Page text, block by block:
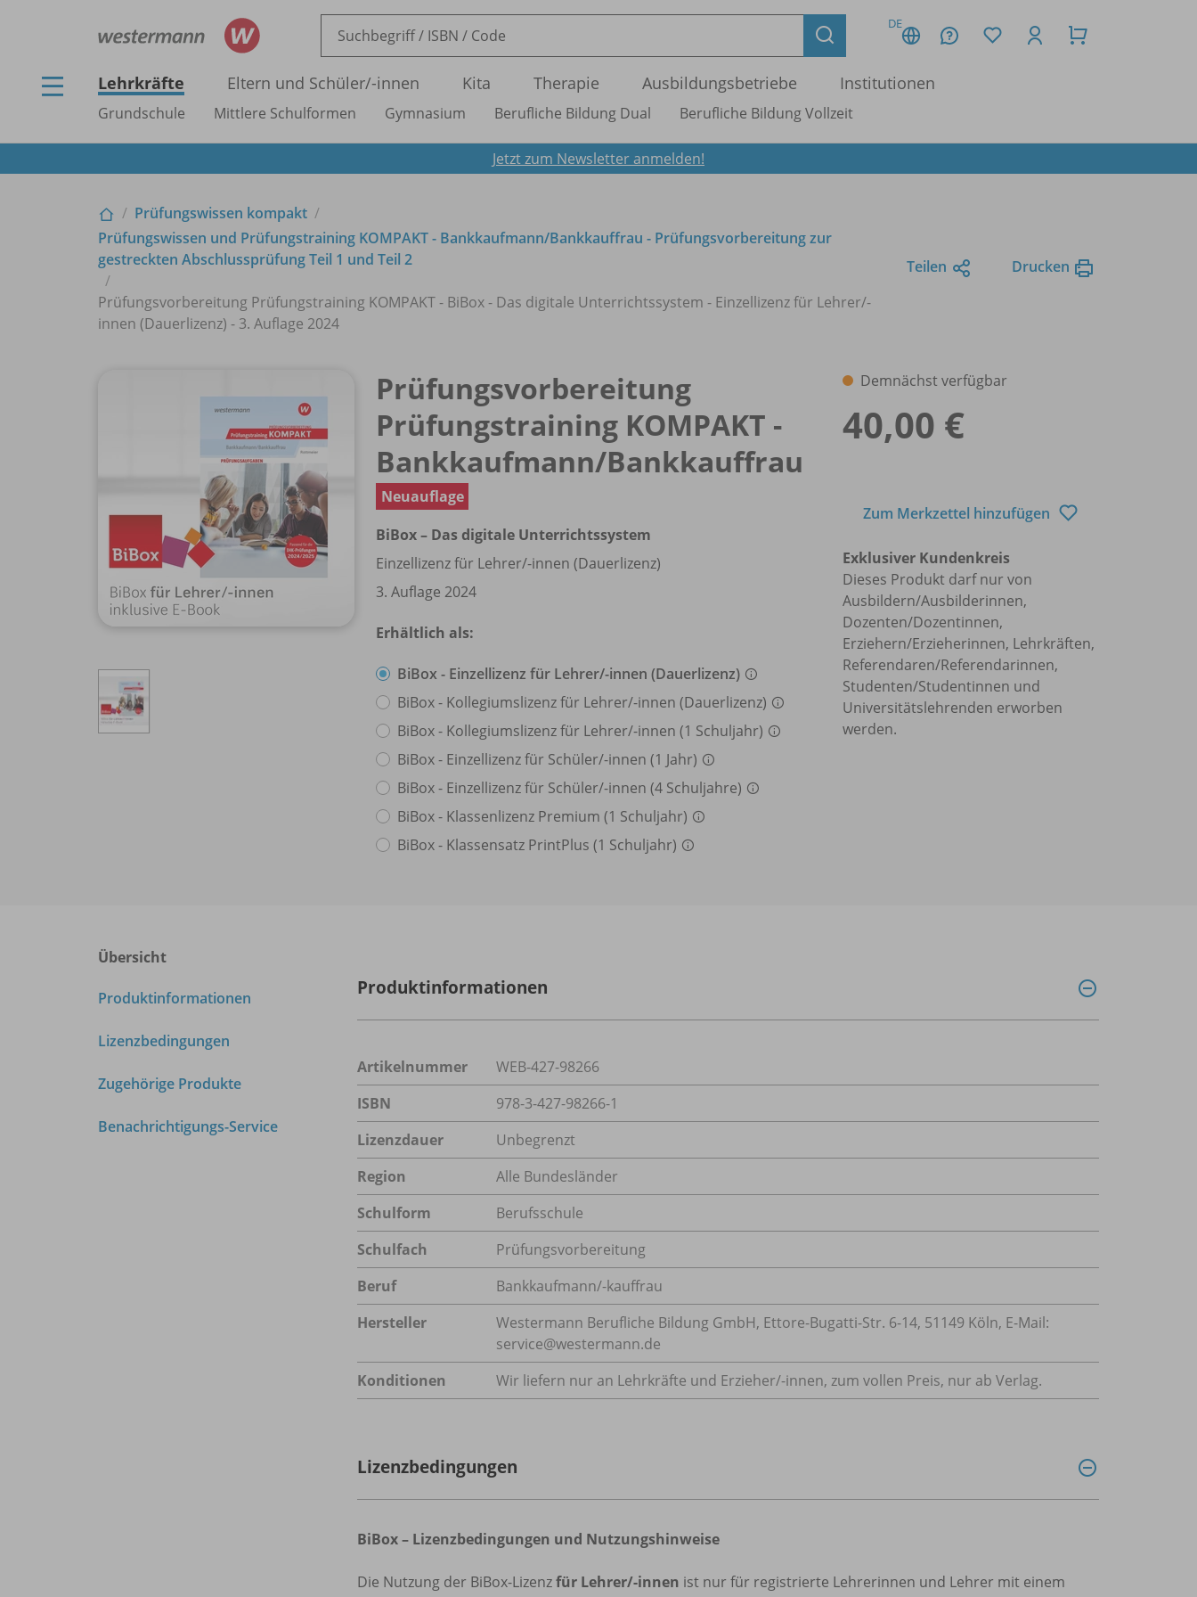
DE
Lehrkräfte Eltern und Schüler/-innen Kita Therapie Ausbildungsbetriebe Institutionen
Grundschule Mittlere Schulformen Gymnasium Berufliche Bildung Dual Berufliche Bildung Vollzeit
Jetzt zum Newsletter anmelden!
Prüfungswissen kompakt
Prüfungswissen und Prüfungstraining KOMPAKT - Bankkaufmann/Bankkauffrau - Prüfungsvorbereitung zur
gestreckten Abschlussprüfung Teil 1 und Teil 2
Prüfungsvorbereitung Prüfungstraining KOMPAKT - BiBox - Das digitale Unterrichtssystem - Einzellizenz für Lehrer/-
innen (Dauerlizenz) - 3. Auflage 2024
Teilen Drucken
Prüfungsvorbereitung
Prüfungstraining KOMPAKT -
Bankkaufmann/Bankkauffrau
Neuauflage
BiBox – Das digitale Unterrichtssystem
Einzellizenz für Lehrer/-innen (Dauerlizenz)
3. Auflage 2024
Erhältlich als:
BiBox - Einzellizenz für Lehrer/-innen (Dauerlizenz)
BiBox - Kollegiumslizenz für Lehrer/-innen (Dauerlizenz)
BiBox - Kollegiumslizenz für Lehrer/-innen (1 Schuljahr)
BiBox - Einzellizenz für Schüler/-innen (1 Jahr)
BiBox - Einzellizenz für Schüler/-innen (4 Schuljahre)
BiBox - Klassenlizenz Premium (1 Schuljahr)
BiBox - Klassensatz PrintPlus (1 Schuljahr)
Demnächst verfügbar
40,00 €
Zum Merkzettel hinzufügen
Exklusiver Kundenkreis
Dieses Produkt darf nur von
Ausbildern/Ausbilderinnen,
Dozenten/Dozentinnen,
Erziehern/Erzieherinnen, Lehrkräften,
Referendaren/Referendarinnen,
Studenten/Studentinnen und
Universitätslehrenden erworben
werden.
Übersicht
Produktinformationen
Lizenzbedingungen
Zugehörige Produkte
Benachrichtigungs-Service
Produktinformationen
Artikelnummer
WEB-427-98266
ISBN
978-3-427-98266-1
Lizenzdauer
Unbegrenzt
Region
Alle Bundesländer
Schulform
Berufsschule
Schulfach
Prüfungsvorbereitung
Beruf
Bankkaufmann/-kauffrau
Hersteller
Westermann Berufliche Bildung GmbH, Ettore-Bugatti-Str. 6-14, 51149 Köln, E-Mail:
service@westermann.de
Konditionen
Wir liefern nur an Lehrkräfte und Erzieher/-innen, zum vollen Preis, nur ab Verlag.
Lizenzbedingungen
BiBox – Lizenzbedingungen und Nutzungshinweise
Die Nutzung der BiBox-Lizenzfür Lehrer/-innen ist nur für registrierte Lehrerinnen und Lehrer mit einem